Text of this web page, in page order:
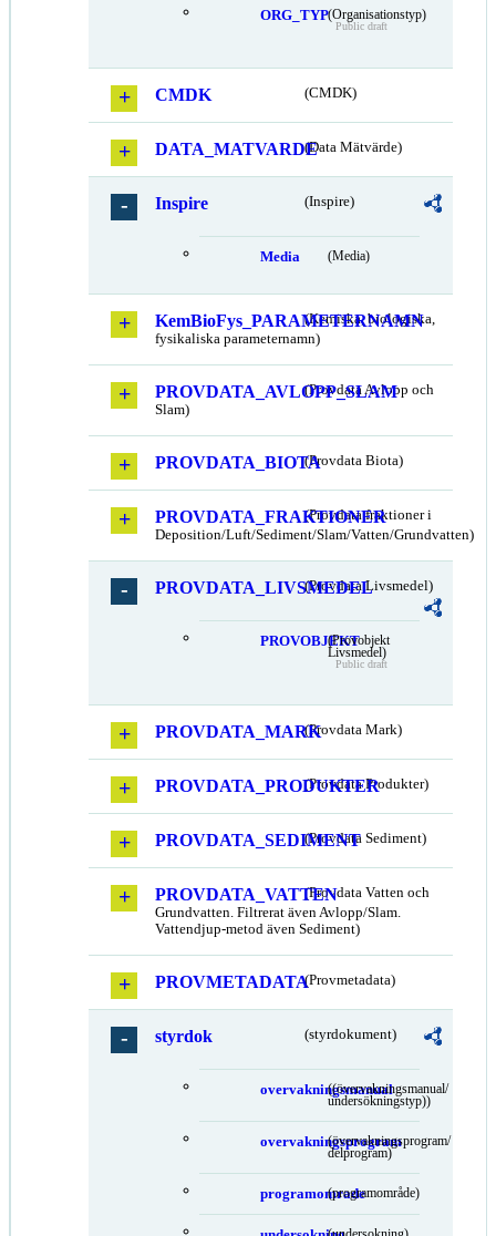
ORG_TYP(Organisationstyp)
Public draft
CMDK (CMDK)
DATA_MATVARDE(Data Mätvärde)
Inspire (Inspire)
Media (Media)
KemBioFys_PARAMETERNAMN
(Kemiska, biologiska,
fysikaliska parameternamn)
PROVDATA_AVLOPP_SLAM
(Provdata Avlopp och
Slam)
PROVDATA_BIOTA(Provdata Biota)
PROVDATA_FRAKTIONER
(Provdata fraktioner i
Deposition/Luft/Sediment/Slam/Vatten/Grundvatten)
PROVDATA_LIVSMEDEL
(Provdata Livsmedel)
PROVOBJEKT(Provobjekt
Livsmedel)
Public draft
PROVDATA_MARK(Provdata Mark)
PROVDATA_PRODUKTER
(Provdata Produkter)
PROVDATA_SEDIMENT(Provdata Sediment)
PROVDATA_VATTEN(Provdata Vatten och
Grundvatten. Filtrerat även Avlopp/Slam.
Vattendjup-metod även Sediment)
PROVMETADATA(Provmetadata)
styrdok (styrdokument)
overvakningsmanual
((övervakningsmanual/
undersökningstyp))
overvakningsprogram
(övervakningsprogram/
delprogram)
programomrade(programområde)